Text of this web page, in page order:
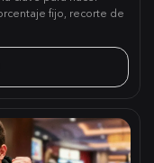
fijo, recorte de